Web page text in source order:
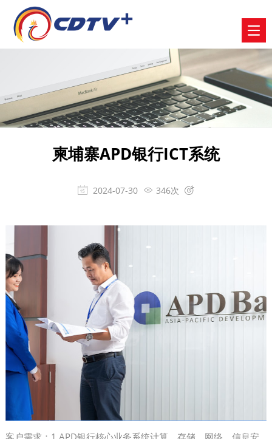
柬埔寨APD银行ICT系统
 2024-07-30  346次 